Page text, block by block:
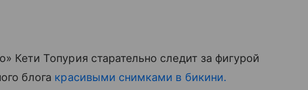
Кети Топурия старательно следит за фигурой
блога красивыми снимками в бикини.